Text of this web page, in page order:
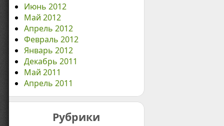
Июнь 2012
Май 2012
Апрель 2012
Февраль 2012
Январь 2012
Декабрь 2011
Май 2011
Апрель 2011
Рубрики